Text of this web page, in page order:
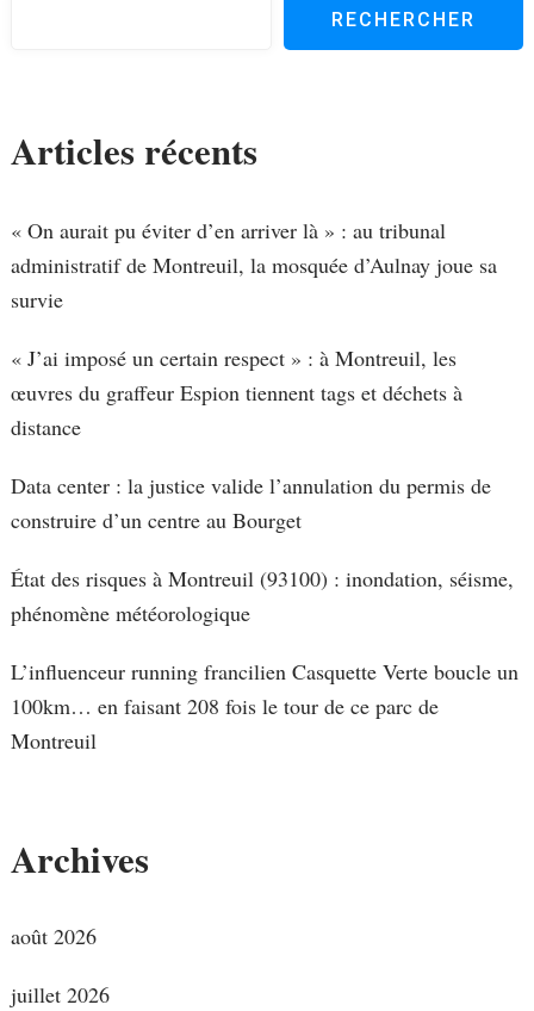
RECHERCHER
Articles récents
« On aurait pu éviter d’en arriver là » : au tribunal
administratif de Montreuil, la mosquée d’Aulnay joue sa
survie
« J’ai imposé un certain respect » : à Montreuil, les
œuvres du graffeur Espion tiennent tags et déchets à
distance
Data center : la justice valide l’annulation du permis de
construire d’un centre au Bourget
État des risques à Montreuil (93100) : inondation, séisme,
phénomène météorologique
L’influenceur running francilien Casquette Verte boucle un
100km… en faisant 208 fois le tour de ce parc de
Montreuil
Archives
août 2026
juillet 2026